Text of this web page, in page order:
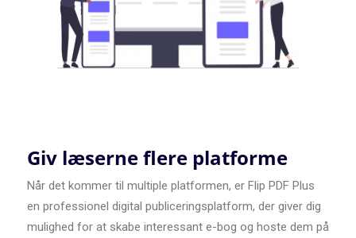
Giv læserne flere platforme
Når det kommer til multiple platformen, er Flip PDF Plus
en professionel digital publiceringsplatform, der giver dig
mulighed for at skabe interessant e-bog og hoste dem på